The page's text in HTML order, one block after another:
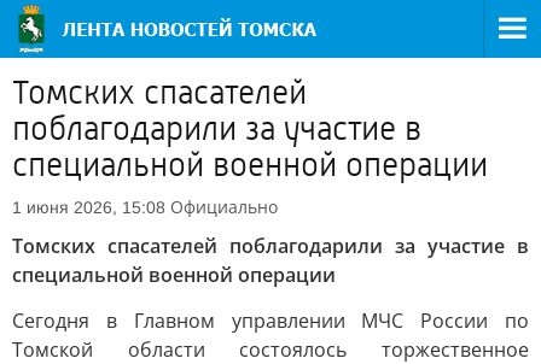
Томских спасателей
поблагодарили за участие в
специальной военной операции
1 июня 2026, 15:08 Официально
Томских спасателей поблагодарили за участие в
специальной военной операции
Сегодня в Главном управлении МЧС России по
Томской области состоялось торжественное